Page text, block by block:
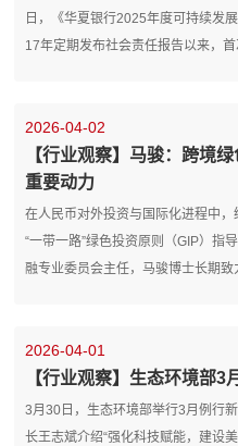
日，《华夏银行2025年度可持续发
17年定期发布社会责任报告以来，
2026-04-02
【行业观察】马骏：跨境
重要动力
在人民币对外投资与国际化进程中
“一带一路”绿色投资原则（GIP）指
融专业委员会主任，马骏博士长期致
2026-04-01
【行业观察】生态环境部
3月30日，生态环境部举行3月例行
长王志斌介绍“强化科技赋能，建设